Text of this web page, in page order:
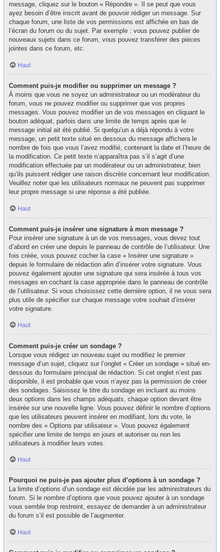
message, cliquez sur le bouton « Répondre ». Il se peut que vous
ayez besoin d’être inscrit avant de pouvoir rédiger un message. Sur
chaque forum, une liste de vos permissions est affichée en bas de
l’écran du forum ou du sujet. Par exemple : vous pouvez publier de
nouveaux sujets dans ce forum, vous pouvez transférer des pièces
jointes dans ce forum, etc.
Haut
Comment puis-je modifier ou supprimer un message ?
À moins que vous ne soyez un administrateur ou un modérateur du
forum, vous ne pouvez modifier ou supprimer que vos propres
messages. Vous pouvez modifier un de vos messages en cliquant le
bouton adéquat, parfois dans une limite de temps après que le
message initial ait été publié. Si quelqu’un a déjà répondu à votre
message, un petit texte situé en dessous du message affichera le
nombre de fois que vous l’avez modifié, contenant la date et l’heure de
la modification. Ce petit texte n’apparaîtra pas s’il s’agit d’une
modification effectuée par un modérateur ou un administrateur, bien
qu’ils puissent rédiger une raison discrète concernant leur modification.
Veuillez noter que les utilisateurs normaux ne peuvent pas supprimer
leur propre message si une réponse a été publiée.
Haut
Comment puis-je insérer une signature à mon message ?
Pour insérer une signature à un de vos messages, vous devez tout
d’abord en créer une depuis le panneau de contrôle de l’utilisateur. Une
fois créée, vous pouvez cocher la case « Insérer une signature »
depuis le formulaire de rédaction afin d’insérer votre signature. Vous
pouvez également ajouter une signature qui sera insérée à tous vos
messages en cochant la case appropriée dans le panneau de contrôle
de l’utilisateur. Si vous choisissez cette dernière option, il ne vous sera
plus utile de spécifier sur chaque message votre souhait d’insérer
votre signature.
Haut
Comment puis-je créer un sondage ?
Lorsque vous rédigez un nouveau sujet ou modifiez le premier
message d’un sujet, cliquez sur l’onglet « Créer un sondage » situé en-
dessous du formulaire principal de rédaction. Si cet onglet n’est pas
disponible, il est probable que vous n’ayez pas la permission de créer
des sondages. Saisissez le titre du sondage en incluant au moins
deux options dans les champs adéquats, chaque option devant être
insérée sur une nouvelle ligne. Vous pouvez définir le nombre d’options
que les utilisateurs peuvent insérer en modifiant, lors du vote, le
nombre des « Options par utilisateur ». Vous pouvez également
spécifier une limite de temps en jours et autoriser ou non les
utilisateurs à modifier leurs votes.
Haut
Pourquoi ne puis-je pas ajouter plus d’options à un sondage ?
La limite d’options d’un sondage est décidée par les administrateurs du
forum. Si le nombre d’options que vous pouvez ajouter à un sondage
vous semble trop restreint, essayez de demander à un administrateur
du forum s’il est possible de l’augmenter.
Haut